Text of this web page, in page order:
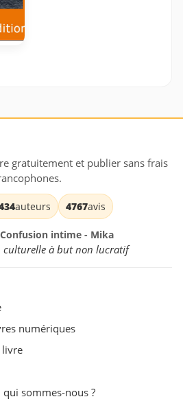
gratuitement et publier sans frais
auteurs 4767avis
Confusion intime - Mika
culturelle à but non lucratif
numériques
livre
sommes-nous ?